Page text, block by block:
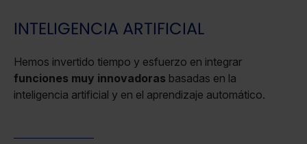
INTELIGENCIA ARTIFICIAL
Hemos invertido tiempo y esfuerzo en integrar
funciones muy innovadoras basadas en la
inteligencia artificial y en el aprendizaje automático.